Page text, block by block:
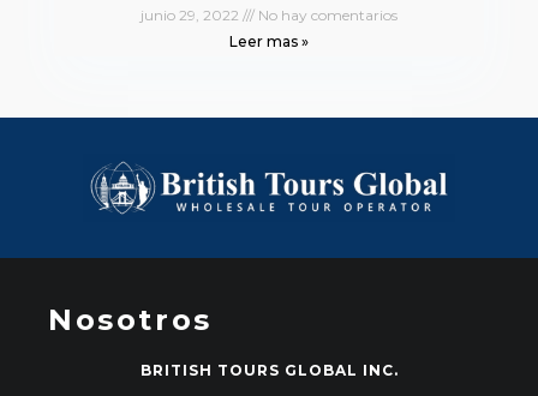
junio 29, 2022
No hay comentarios
Leer mas »
Nosotros
BRITISH TOURS GLOBAL INC.